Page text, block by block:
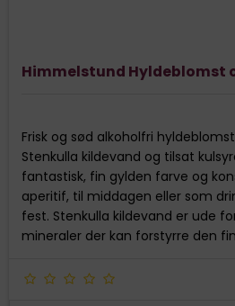
Himmelstund Hyldeblomst
Frisk og sød alkoholfri
Stenkulla kildevand og tilsat
fantastisk, fin gylden farve og
aperitif, til middagen eller som
fest. Stenkulla kildevand er ude
mineraler der kan forstyrre den